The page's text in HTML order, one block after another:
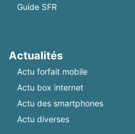
Guide SFR
Actualités
Actu forfait mobile
Actu box internet
Actu des smartphones
Actu diverses